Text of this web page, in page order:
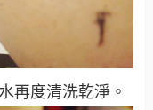
再度清洗乾淨 。